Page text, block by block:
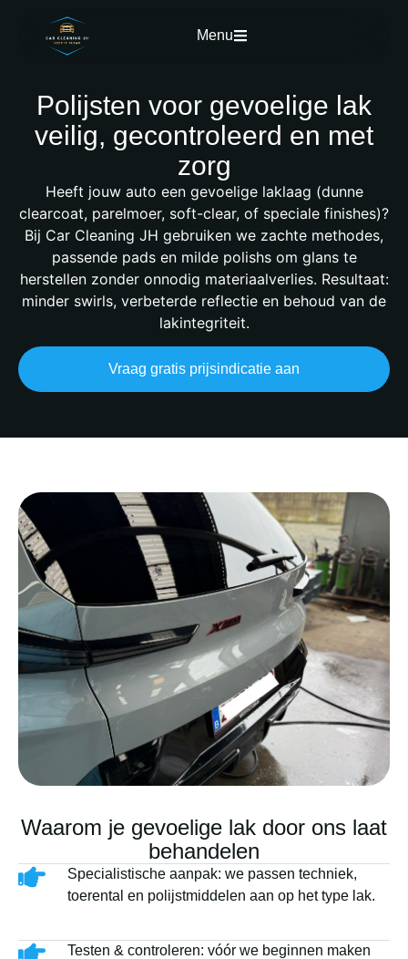
Menu
Polijsten voor gevoelige lak
veilig, gecontroleerd en met
zorg
Heeft jouw auto een gevoelige laklaag (dunne
clearcoat, parelmoer, soft-clear, of speciale finishes)?
Bij Car Cleaning JH gebruiken we zachte methodes,
passende pads en milde polishs om glans te
herstellen zonder onnodig materiaalverlies. Resultaat:
minder swirls, verbeterde reflectie en behoud van de
lakintegriteit.
Vraag gratis prijsindicatie aan
Waarom je gevoelige lak door ons laat
behandelen
Specialistische aanpak: we passen techniek,
toerental en polijstmiddelen aan op het type lak.
Testen & controleren: vóór we beginnen maken